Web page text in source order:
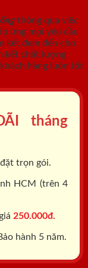
thông qua việc
ứng mọi yêu cầu
kết đem đến cho
kết chất lượng
hàng luôn tốt
tháng
trọn gói.
HCM (trên 4
250.000đ.
hành 5 năm.